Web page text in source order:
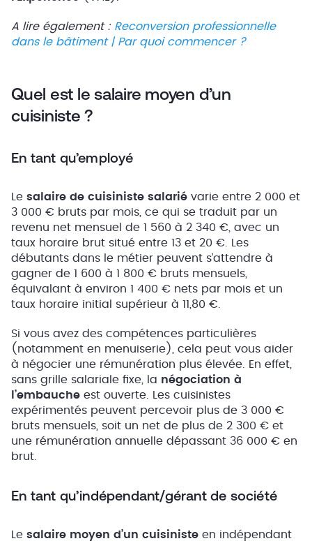
A lire également : Reconversion professionnelle
dans le bâtiment | Par quoi commencer ?
Quel est le salaire moyen d’un
cuisiniste ?
En tant qu’employé
Le salaire de cuisiniste salarié varie entre 2 000 et
3 000 € bruts par mois, ce qui se traduit par un
revenu net mensuel de 1 560 à 2 340 €, avec un
taux horaire brut situé entre 13 et 20 €. Les
débutants dans le métier peuvent s’attendre à
gagner de 1 600 à 1 800 € bruts mensuels,
équivalant à environ 1 400 € nets par mois et un
taux horaire initial supérieur à 11,80 €.
Si vous avez des compétences particulières
(notamment en menuiserie), cela peut vous aider
à négocier une rémunération plus élevée. En effet,
sans grille salariale fixe, la négociation à
l’embauche est ouverte. Les cuisinistes
expérimentés peuvent percevoir plus de 3 000 €
bruts mensuels, soit un net de plus de 2 300 € et
une rémunération annuelle dépassant 36 000 € en
brut.
En tant qu’indépendant/gérant de société
Le salaire moyen d’un cuisiniste en indépendant